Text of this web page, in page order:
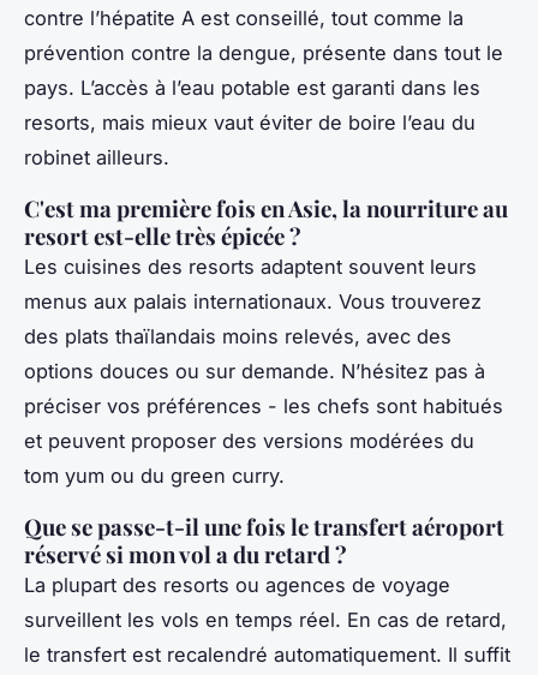
contre l’hépatite A est conseillé, tout comme la
prévention contre la dengue, présente dans tout le
pays. L’accès à l’eau potable est garanti dans les
resorts, mais mieux vaut éviter de boire l’eau du
robinet ailleurs.
C'est ma première fois en Asie, la nourriture au
resort est-elle très épicée ?
Les cuisines des resorts adaptent souvent leurs
menus aux palais internationaux. Vous trouverez
des plats thaïlandais moins relevés, avec des
options douces ou sur demande. N’hésitez pas à
préciser vos préférences - les chefs sont habitués
et peuvent proposer des versions modérées du
tom yum ou du green curry.
Que se passe-t-il une fois le transfert aéroport
réservé si mon vol a du retard ?
La plupart des resorts ou agences de voyage
surveillent les vols en temps réel. En cas de retard,
le transfert est recalendré automatiquement. Il suffit